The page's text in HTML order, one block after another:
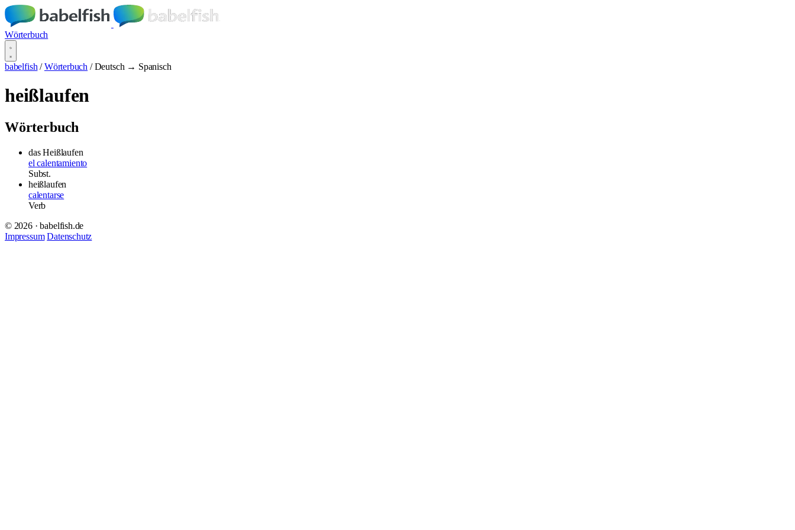
Wörterbuch
babelfish / Wörterbuch / Deutsch → Spanisch
heißlaufen
Wörterbuch
das Heißlaufen
el calentamiento
Subst.
heißlaufen
calentarse
Verb
© 2026 · babelfish.de
Impressum Datenschutz